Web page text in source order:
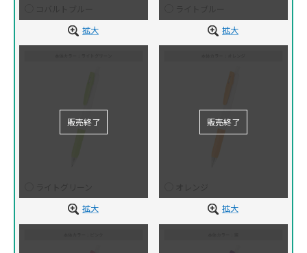
拡大
拡大
拡大
拡大